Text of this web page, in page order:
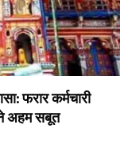
फरार कर्मचारी
अहम सबूत